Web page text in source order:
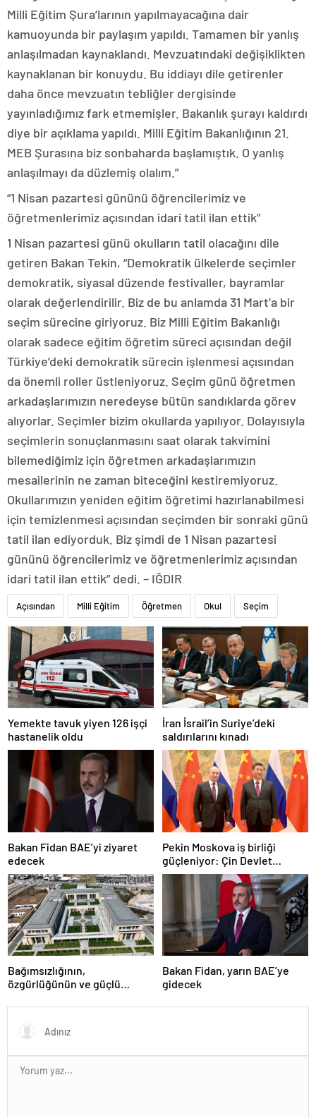
Milli Eğitim Şura’larının yapılmayacağına dair
kamuoyunda bir paylaşım yapıldı. Tamamen bir yanlış
anlaşılmadan kaynaklandı. Mevzuatındaki değişiklikten
kaynaklanan bir konuydu. Bu iddiayı dile getirenler
daha önce mevzuatın tebliğler dergisinde
yayınladığımız fark etmemişler. Bakanlık şurayı kaldırdı
diye bir açıklama yapıldı. Milli Eğitim Bakanlığının 21.
MEB Şurasına biz sonbaharda başlamıştık. O yanlış
anlaşılmayı da düzlemiş olalım.”
“1 Nisan pazartesi gününü öğrencilerimiz ve
öğretmenlerimiz açısından idari tatil ilan ettik”
1 Nisan pazartesi günü okulların tatil olacağını dile
getiren Bakan Tekin, “Demokratik ülkelerde seçimler
demokratik, siyasal düzende festivaller, bayramlar
olarak değerlendirilir. Biz de bu anlamda 31 Mart’a bir
seçim sürecine giriyoruz. Biz Milli Eğitim Bakanlığı
olarak sadece eğitim öğretim süreci açısından değil
Türkiye’deki demokratik sürecin işlenmesi açısından
da önemli roller üstleniyoruz. Seçim günü öğretmen
arkadaşlarımızın neredeyse bütün sandıklarda görev
alıyorlar. Seçimler bizim okullarda yapılıyor. Dolayısıyla
seçimlerin sonuçlanmasını saat olarak takvimini
bilemediğimiz için öğretmen arkadaşlarımızın
mesailerinin ne zaman biteceğini kestiremiyoruz.
Okullarımızın yeniden eğitim öğretimi hazırlanabilmesi
için temizlenmesi açısından seçimden bir sonraki günü
tatil ilan ediyorduk. Biz şimdi de 1 Nisan pazartesi
gününü öğrencilerimiz ve öğretmenlerimiz açısından
idari tatil ilan ettik” dedi. – IĞDIR
Açısından Milli Eğitim Öğretmen Okul Seçim
Yemekte tavuk yiyen 126 işçi
hastanelik oldu
İran İsrail’in Suriye’deki
saldırılarını kınadı
Bakan Fidan BAE’yi ziyaret
edecek
Pekin Moskova iş birliği
güçleniyor: Çin Devlet
Başkanı Zafer Günü için
Rusya’da olacak
Bağımsızlığının,
özgürlüğünün ve güçlü
Türkiye’den Yavru Vatan’a dev
eserler…
Bakan Fidan, yarın BAE’ye
gidecek